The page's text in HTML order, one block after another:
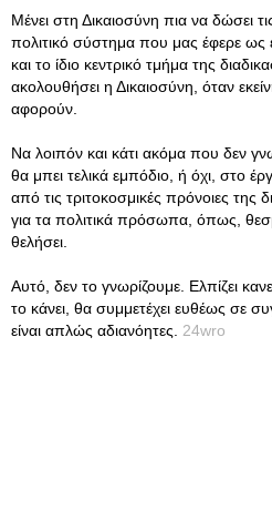
Μένει στη Δικαιοσύνη πια να δώσει
πολιτικό σύστημα που μας έφερε ως
και το ίδιο κεντρικό τμήμα της
ακολουθήσει η Δικαιοσύνη, όταν
αφορούν.
Να λοιπόν και κάτι ακόμα που δεν
θα μπει τελικά εμπόδιο, ή όχι, στο
από τις τριτοκοσμικές πρόνοιες της
για τα πολιτικά πρόσωπα, όπως,
θελήσει.
Αυτό, δεν το γνωρίζουμε. Ελπίζει
το κάνει, θα συμμετέχει ευθέως σε
είναι απλώς αδιανόητες. 24wro